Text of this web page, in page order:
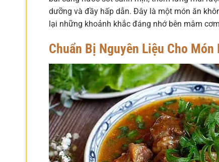
dưỡng và đầy hấp dẫn. Đây là một món ăn
lại những khoảnh khắc đáng nhớ bên mâm
Chuẩn Bị Nguyên Liệu Cho